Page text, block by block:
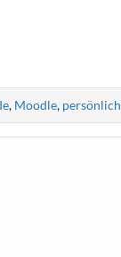
, Moodle, persönlich